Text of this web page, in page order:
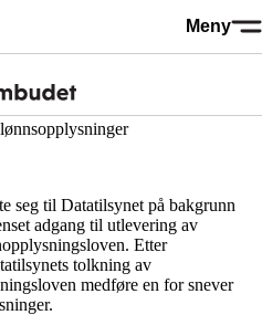
Meny
seg til Datatilsynet på bakgrunn
adgang til utlevering av
Etter
tolkning av
medføre en for snever